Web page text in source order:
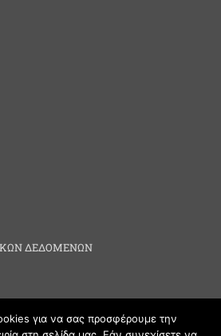
ΔΕΔΟΜΕΝΩΝ
για να σας προσφέρουμε την